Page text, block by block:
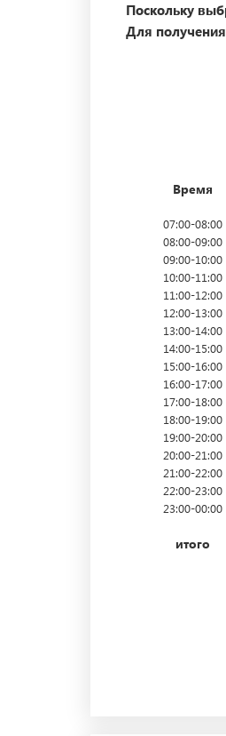
Поскольку
Для получения
Время
07:00-08:00
08:00-09:00
09:00-10:00
10:00-11:00
11:00-12:00
12:00-13:00
13:00-14:00
14:00-15:00
15:00-16:00
16:00-17:00
17:00-18:00
18:00-19:00
19:00-20:00
20:00-21:00
21:00-22:00
22:00-23:00
23:00-00:00
итого